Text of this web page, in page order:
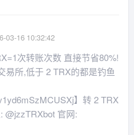
03-16 10:32:42
次转账次数 直接节省80%!
易所,低于 2 TRX的都是钓鱼
】转 2 TRX
@jzzTRXbot 官网: